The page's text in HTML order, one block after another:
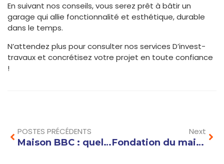
En suivant nos conseils, vous serez prêt à bâtir un
garage qui allie fonctionnalité et esthétique, durable
dans le temps.
N’attendez plus pour consulter nos services D’invest-
travaux et concrétisez votre projet en toute confiance
!
POSTES PRÉCÉDENTS
Maison BBC : quelles aides financières pour construire votre logement écologique ?
Next
Fondation du maison : comment éviter les erreurs courantes qui compromettent la stabilité ?